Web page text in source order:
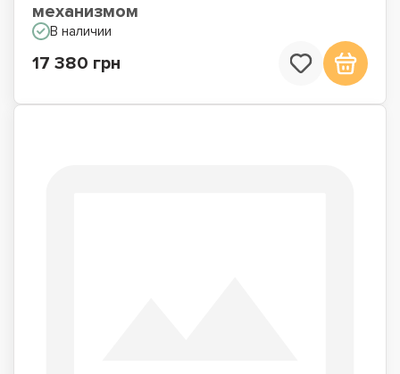
механизмом
В наличии
17 380 грн